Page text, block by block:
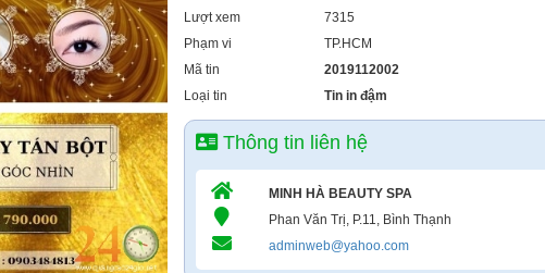
Lượt xem
7315
Phạm vi
TP.HCM
Mã tin
2019112002
Loại tin
Tin in đậm
Thông tin liên hệ
MINH HÀ BEAUTY SPA
Phan Văn Trị, P.11, Bình Thạnh
adminweb@yahoo.com